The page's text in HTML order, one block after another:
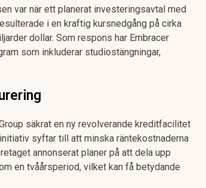
var när ett planerat investeringsavtal med
i en kraftig kursnedgång på cirka
dollar. Som respons har Embracer
som inkluderar studiostängningar,
säkrat en ny revolverande kreditfacilitet
syftar till att minska räntekostnaderna
annonserat planer på att dela upp
en tvåårsperiod, vilket kan få betydande